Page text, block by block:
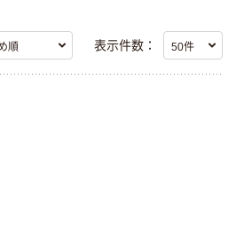
表示件数：